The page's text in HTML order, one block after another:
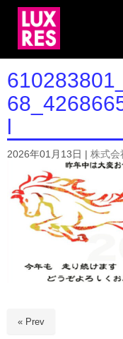
l
2026年01月13日 株式会
« Prev